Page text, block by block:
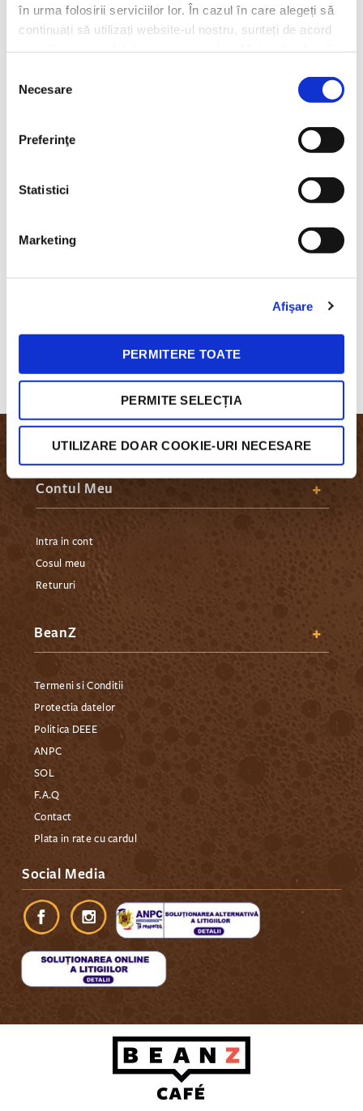
în urma folosirii serviciilor lor. În cazul în care alegeți să
continuați să utilizați website-ul nostru, sunteți de acord
consimțământului
Necesare
Preferinţe
Statistici
Marketing
Afişare
PERMITERE TOATE
PERMITE SELECȚIA
UTILIZARE DOAR COOKIE-URI NECESARE
La BeanZ celebram diversitatea prin
cafele cu gusturi distincte in momente
Pentru comenzile de peste
Ne ocupam noi de toate
Contul Meu
Intra in cont
Cosul meu
Retururi
BeanZ
Termeni si Conditii
Protectia datelor
Politica DEEE
ANPC
SOL
F.A.Q
Contact
Plata in rate cu cardul
Social Media